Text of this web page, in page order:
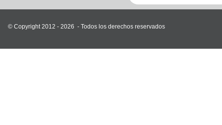
© Copyright 2012 - 2026 - Todos los derechos reservados